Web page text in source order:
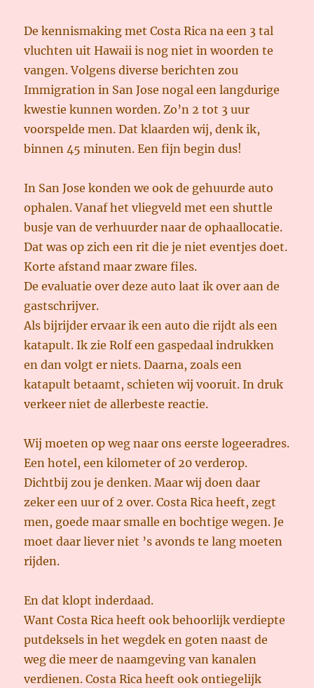
De kennismaking met Costa Rica na een 3 tal
vluchten uit Hawaii is nog niet in woorden te
vangen. Volgens diverse berichten zou
Immigration in San Jose nogal een langdurige
kwestie kunnen worden. Zo’n 2 tot 3 uur
voorspelde men. Dat klaarden wij, denk ik,
binnen 45 minuten. Een fijn begin dus!
In San Jose konden we ook de gehuurde auto
ophalen. Vanaf het vliegveld met een shuttle
busje van de verhuurder naar de ophaallocatie.
Dat was op zich een rit die je niet eventjes doet.
Korte afstand maar zware files.
De evaluatie over deze auto laat ik over aan de
gastschrijver.
Als bijrijder ervaar ik een auto die rijdt als een
katapult. Ik zie Rolf een gaspedaal indrukken
en dan volgt er niets. Daarna, zoals een
katapult betaamt, schieten wij vooruit. In druk
verkeer niet de allerbeste reactie.
Wij moeten op weg naar ons eerste logeeradres.
Een hotel, een kilometer of 20 verderop.
Dichtbij zou je denken. Maar wij doen daar
zeker een uur of 2 over. Costa Rica heeft, zegt
men, goede maar smalle en bochtige wegen. Je
moet daar liever niet ’s avonds te lang moeten
rijden.
En dat klopt inderdaad.
Want Costa Rica heeft ook behoorlijk verdiepte
putdeksels in het wegdek en goten naast de
weg die meer de naamgeving van kanalen
verdienen. Costa Rica heeft ook ontiegelijk